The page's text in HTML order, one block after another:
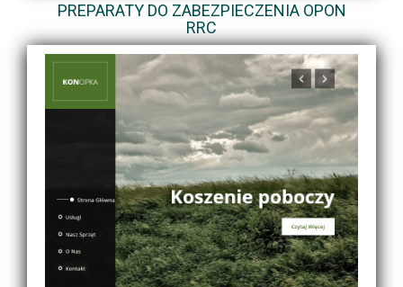
PREPARATY DO ZABEZPIECZENIA OPON
RRC